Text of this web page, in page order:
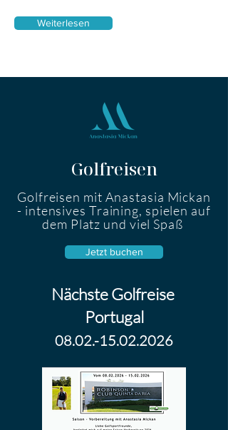
Weiterlesen
Golfreisen
Golfreisen mit Anastasia Mickan
- intensives Training, spielen auf
dem Platz und viel Spaß
Jetzt buchen
Nächste Golfreise
Portugal
08.02.-15.02.2026